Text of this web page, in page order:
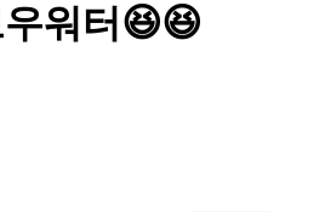
워터😆😆